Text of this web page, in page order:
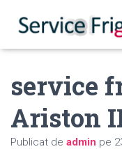
service
Ariston
Publicat de admin pe